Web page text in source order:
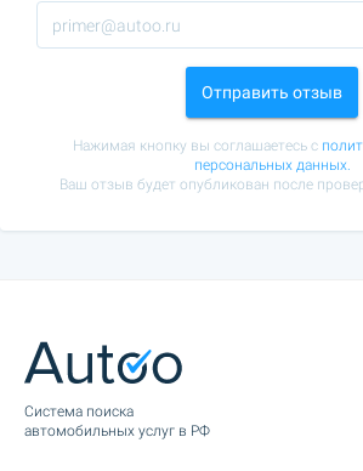
Отправить отзыв
Нажимая кнопку вы соглашаетесь с
персональных данных.
Ваш отзыв будет опубликован после
Cистема поиска
автомобильных услуг в РФ